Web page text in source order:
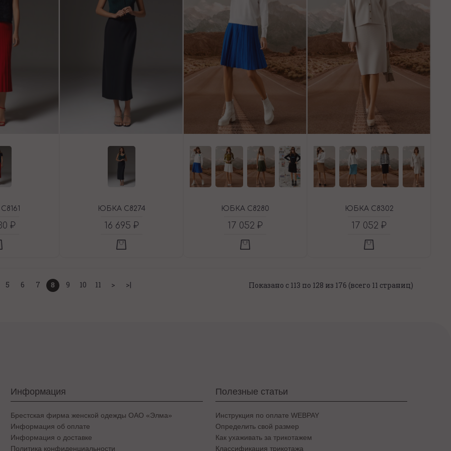
₽
ЮБКА C8274
16 695 ₽
ЮБКА C8280
17 052 ₽
ЮБКА C8302
17 052 ₽
5 6 7 8 9 10 11 > >| Показано с 113 по 128 из 176 (всего 11 страниц)
Информация
Брестская фирма женской одежды ОАО «Элма»
Информация об оплате
Информация о доставке
Политика конфиденциальности
Полезные статьи
Инструкция по оплате WEBPAY
Определить свой размер
Как ухаживать за трикотажем
Классификация трикотажа